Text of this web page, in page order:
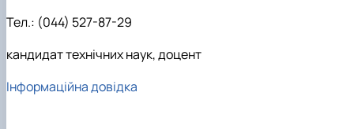
Тел.: (044) 527-87-29
кандидат технічних наук, доцент
Інформаційна довідка